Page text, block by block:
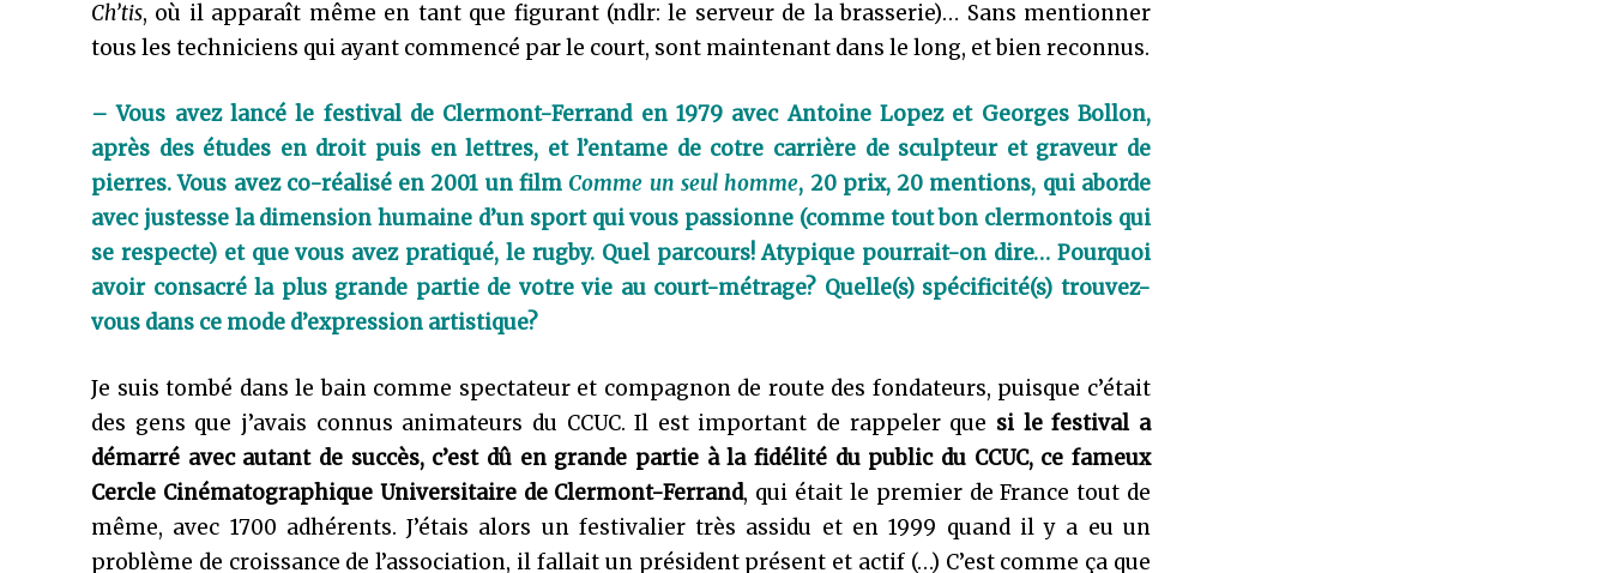
Ch’tis, où il apparaît même en tant que figurant (ndlr: le serveur de la brasserie)… Sans mentionner
tous les techniciens qui ayant commencé par le court, sont maintenant dans le long, et bien reconnus.
– Vous avez lancé le festival de Clermont-Ferrand en 1979 avec Antoine Lopez et Georges Bollon,
après des études en droit puis en lettres, et l’entame de cotre carrière de sculpteur et graveur de
pierres. Vous avez co-réalisé en 2001 un film Comme un seul homme, 20 prix, 20 mentions, qui aborde
avec justesse la dimension humaine d’un sport qui vous passionne (comme tout bon clermontois qui
se respecte) et que vous avez pratiqué, le rugby. Quel parcours! Atypique pourrait-on dire… Pourquoi
avoir consacré la plus grande partie de votre vie au court-métrage? Quelle(s) spécificité(s) trouvez-
vous dans ce mode d’expression artistique?
Je suis tombé dans le bain comme spectateur et compagnon de route des fondateurs, puisque c’était
des gens que j’avais connus animateurs du CCUC. Il est important de rappeler que si le festival a
démarré avec autant de succès, c’est dû en grande partie à la fidélité du public du CCUC, ce fameux
Cercle Cinématographique Universitaire de Clermont-Ferrand, qui était le premier de France tout de
même, avec 1700 adhérents. J’étais alors un festivalier très assidu et en 1999 quand il y a eu un
problème de croissance de l’association, il fallait un président présent et actif (…) C’est comme ça que